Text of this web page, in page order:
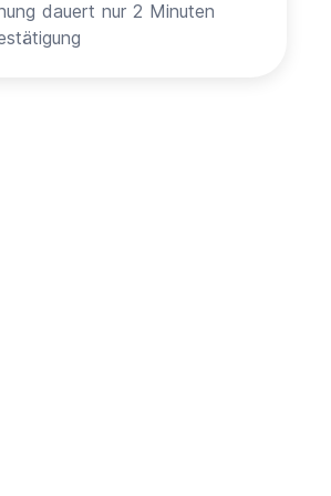
dauert nur 2 Minuten